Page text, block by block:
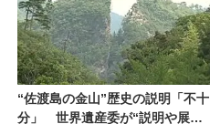
“佐渡島の金山”歴史の説明「不十
分」 世界遺産委が“説明や展示